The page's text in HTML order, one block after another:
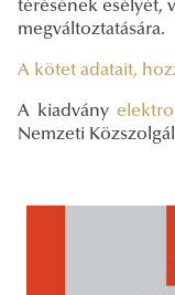
térésének esélyét,
megváltoztatására.
A kötet adatait,
A kiadvány
Nemzeti